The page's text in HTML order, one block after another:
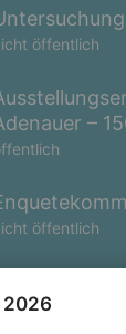
öffentlich
–
öffentlich
2026